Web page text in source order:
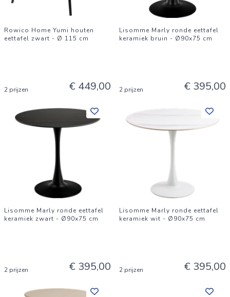
Rowico Home Yumi houten
eettafel zwart - Ø 115 cm
2 prijzen € 449,00
Lisomme Marly ronde eettafel
keramiek bruin - Ø90x75 cm
2 prijzen € 395,00
Lisomme Marly ronde eettafel
keramiek zwart - Ø90x75 cm
2 prijzen € 395,00
Lisomme Marly ronde eettafel
keramiek wit - Ø90x75 cm
2 prijzen € 395,00